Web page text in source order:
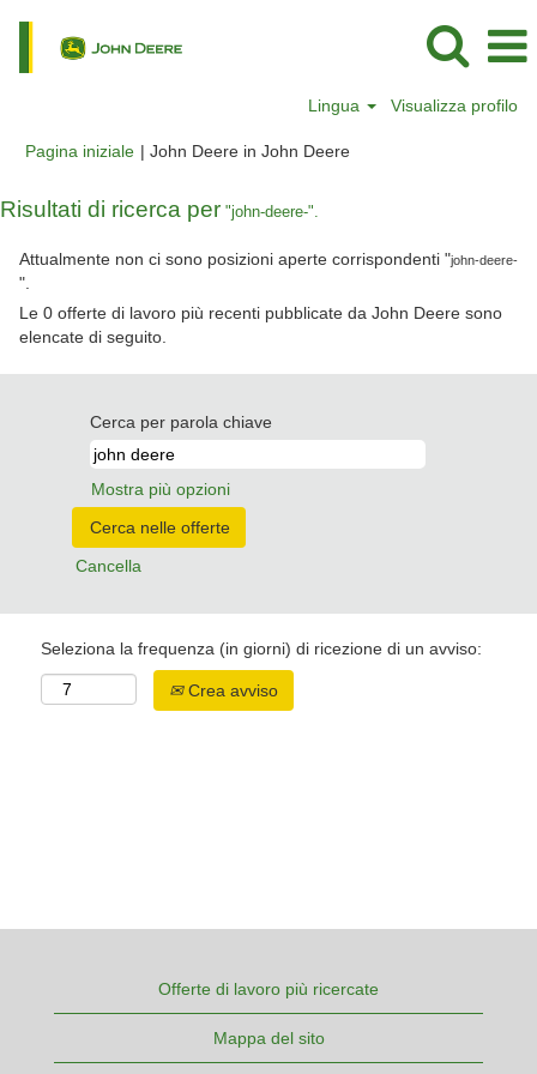
Lingua Visualizza profilo
Pagina iniziale | John Deere in John Deere(pagina
Risultati di ricerca per "john-deere-".
Attualmente non ci sono posizioni aperte corrispondenti "john-deere-
".
Le 0 offerte di lavoro più recenti pubblicate da John Deere sono
elencate di seguito.
Cerca per parola chiave
Mostra più opzioni
Cancella
Seleziona la frequenza (in giorni) di ricezione di un avviso:
Crea avviso
Offerte di lavoro più ricercate
Mappa del sito